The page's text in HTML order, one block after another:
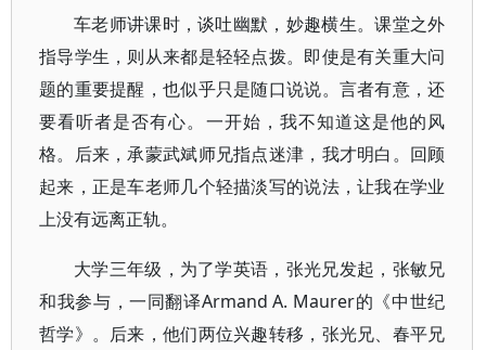
车老师讲课时，谈吐幽默，妙趣横生。课堂之外
指导学生，则从来都是轻轻点拨。即使是有关重大问
题的重要提醒，也似乎只是随口说说。言者有意，还
要看听者是否有心。一开始，我不知道这是他的风
格。后来，承蒙武斌师兄指点迷津，我才明白。回顾
起来，正是车老师几个轻描淡写的说法，让我在学业
上没有远离正轨。
大学三年级，为了学英语，张光兄发起，张敏兄
和我参与，一同翻译Armand A. Maurer的《中世纪
哲学》。后来，他们两位兴趣转移，张光兄、春平兄